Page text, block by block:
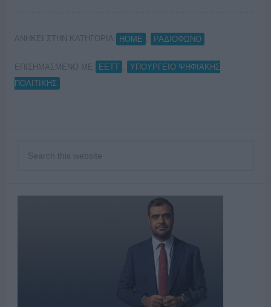
ΑΝΗΚΕΙ ΣΤΗΝ ΚΑΤΗΓΟΡΙΑ: HOME ΡΑΔΙΟΦΩΝΟ
ΕΠΙΣΗΜΑΣΜΕΝΟ ΜΕ: ΕΕΤΤ
ΥΠΟΥΡΓΕΙΟ ΨΗΦΙΑΚΗΣ
ΠΟΛΙΤΙΚΗΣ